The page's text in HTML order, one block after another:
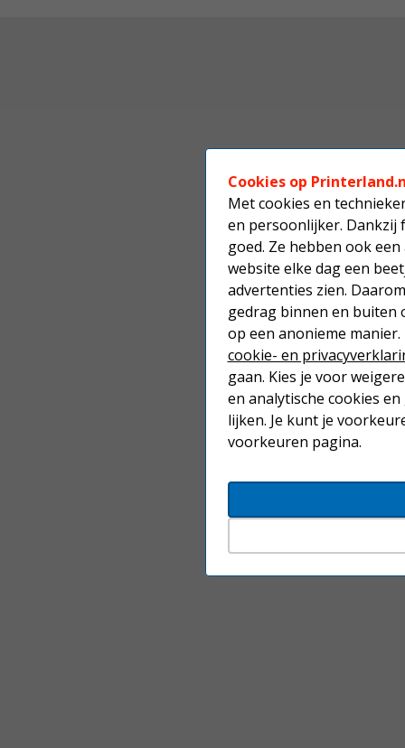
Cookies op
Met cookies en
en persoonlijker. Dankzij
goed. Ze hebben ook
website elke dag een
advertenties zien.
gedrag binnen en buiten
op een anonieme
cookie- en
gaan. Kies je voor
en analytische cookies
lijken. Je kunt je
voorkeuren pagina.